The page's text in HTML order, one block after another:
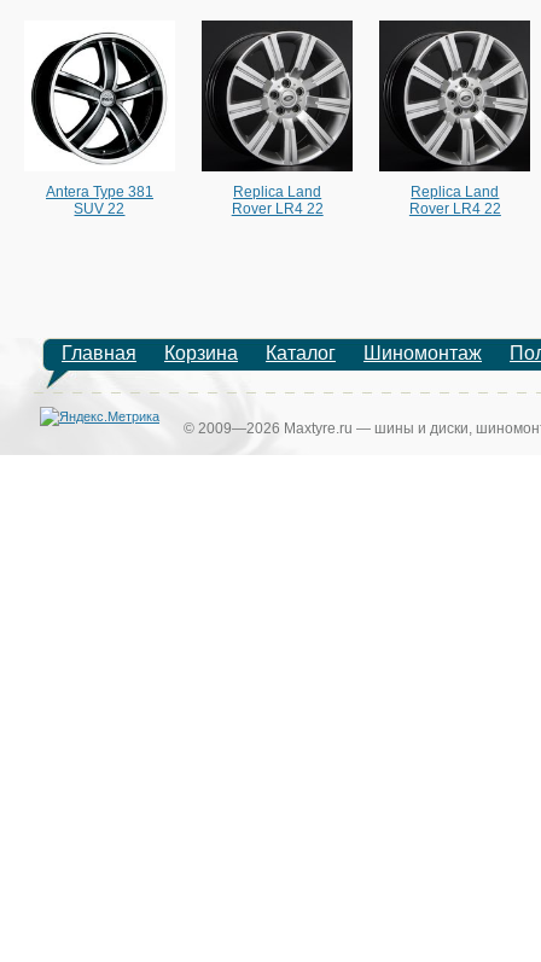
Antera Type 381
SUV 22
Replica Land
Rover LR4 22
Replica Land
Rover LR4 22
Главная Корзина Каталог Шиномонтаж
© 2009—2026 Maxtyre.ru — шины и диски,